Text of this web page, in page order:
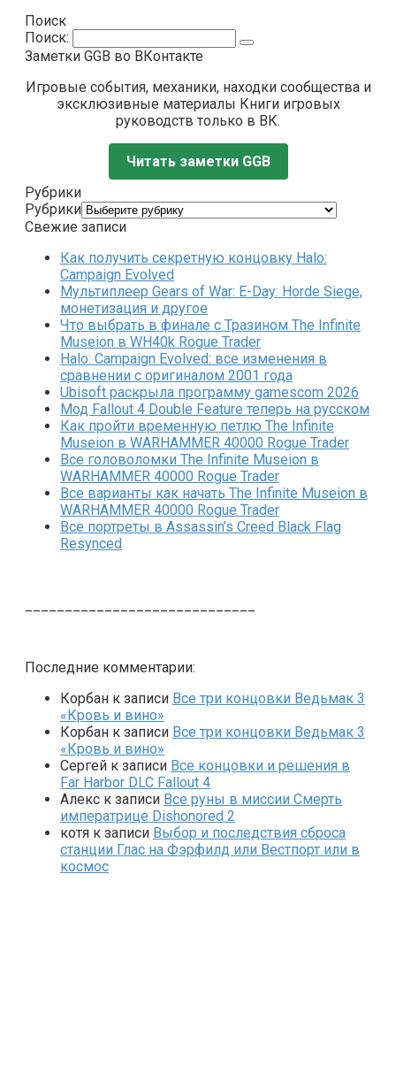
Поиск
Поиск:
Заметки GGB во ВКонтакте
Игровые события, механики, находки сообщества и
эксклюзивные материалы Книги игровых
руководств только в ВК.
Читать заметки GGB
Рубрики
Рубрики
Свежие записи
Как получить секретную концовку Halo:
Campaign Evolved
Мультиплеер Gears of War: E-Day: Horde Siege,
монетизация и другое
Что выбрать в финале с Тразином The Infinite
Museion в WH40k Rogue Trader
Halo: Campaign Evolved: все изменения в
сравнении с оригиналом 2001 года
Ubisoft раскрыла программу gamescom 2026
Мод Fallout 4 Double Feature теперь на русском
Как пройти временную петлю The Infinite
Museion в WARHAMMER 40000 Rogue Trader
Все головоломки The Infinite Museion в
WARHAMMER 40000 Rogue Trader
Все варианты как начать The Infinite Museion в
WARHAMMER 40000 Rogue Trader
Все портреты в Assassin’s Creed Black Flag
Resynced
Последние комментарии:
Корбан к записи Все три концовки Ведьмак 3
«Кровь и вино»
Корбан к записи Все три концовки Ведьмак 3
«Кровь и вино»
Сергей к записи Все концовки и решения в
Far Harbor DLC Fallout 4
Алекс к записи Все руны в миссии Смерть
императрице Dishonored 2
котя к записи Выбор и последствия сброса
станции Глас на Фэрфилд или Вестпорт или в
космос